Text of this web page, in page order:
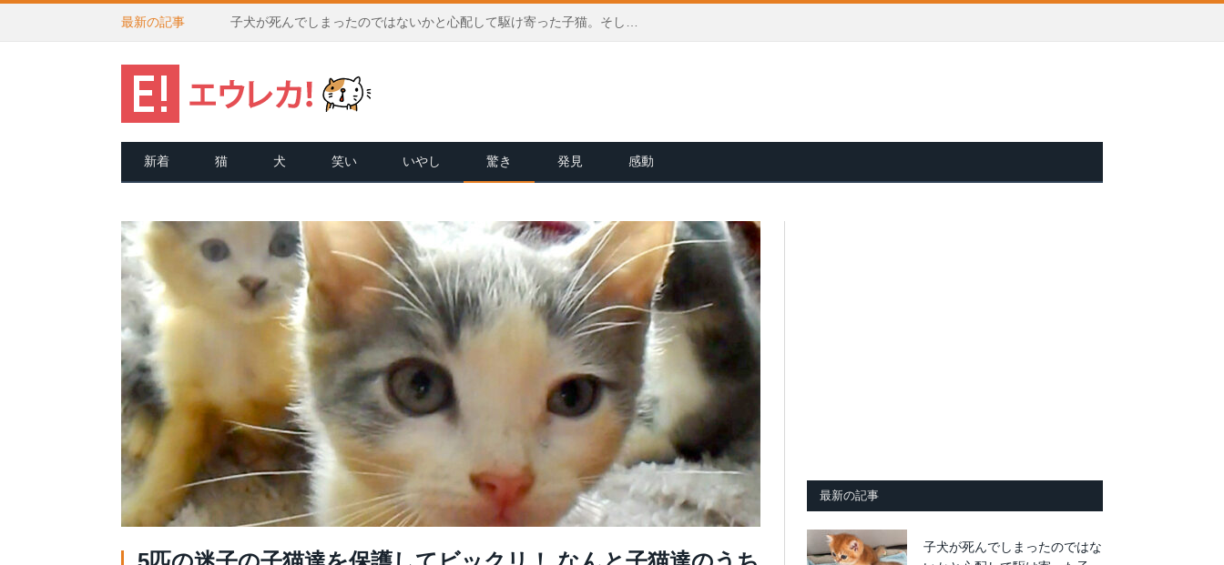
最新の記事 子犬が死んでしまったのではないかと心配して駆け寄った子猫。そして子犬に恋しちゃいました (*´ｰ｀)♡
新着 猫 犬 笑い いやし 驚き 発見 感動
最新の記事
子犬が死んでしまったのではな